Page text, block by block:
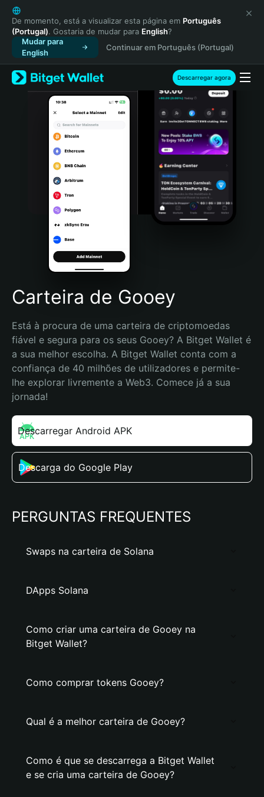
English
日本語
Tiếng Việt
Русский
Español (Latinoamérica)
Türkçe
Italiano
Português (Portugal)
Bahasa Indonesia
Português (Brasil)
Español (Argentina)
De momento, está a visualizar esta página em Português
(Portugal). Gostaria de mudar para English?
Mudar para
English
Continuar em Português (Portugal)
Descarregar agora
Carteira de Gooey
Está à procura de uma carteira de criptomoedas
fiável e segura para os seus Gooey? A Bitget Wallet é
a sua melhor escolha. A Bitget Wallet conta com a
confiança de 40 milhões de utilizadores e permite-
lhe explorar livremente a Web3. Comece já a sua
jornada!
Descarregar Android APK
Descarga do Google Play
PERGUNTAS FREQUENTES
Swaps na carteira de Solana
DApps Solana
Como criar uma carteira de Gooey na
Bitget Wallet?
Como comprar tokens Gooey?
Qual é a melhor carteira de Gooey?
Como é que se descarrega a Bitget Wallet
e se cria uma carteira de Gooey?